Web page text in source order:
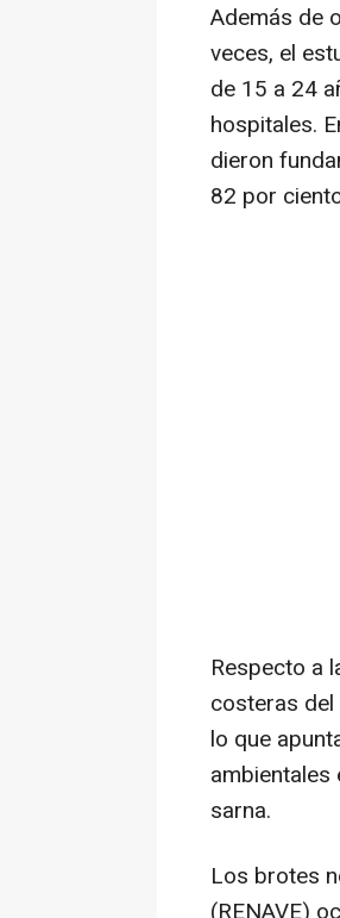
Además de
veces, el
de 15 a 24
hospitales.
dieron
82 por
Respecto a
costeras
lo que
sarna.
Los brotes